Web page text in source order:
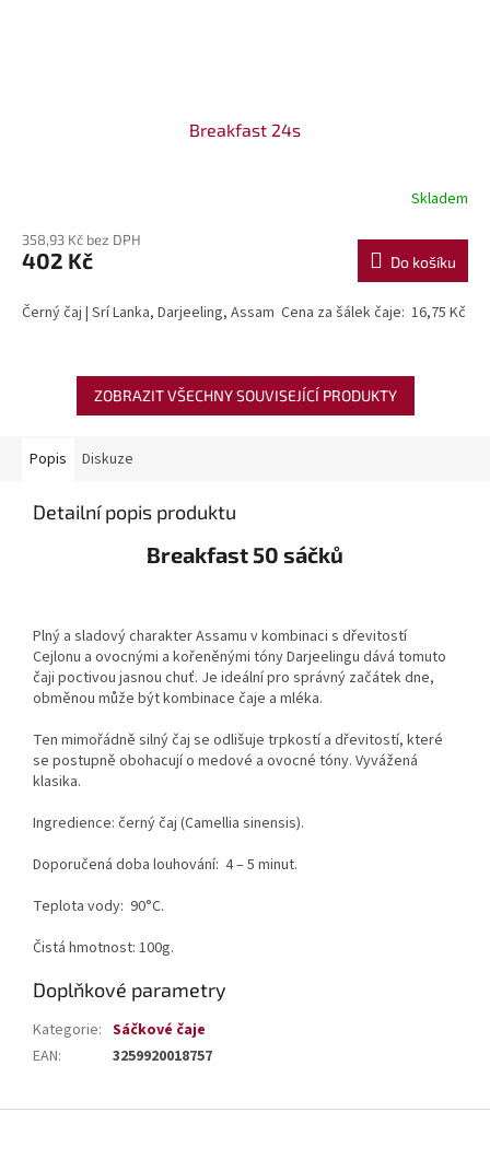
Breakfast 24s
Skladem
358,93 Kč bez DPH
402 Kč Do košíku
Černý čaj | Srí Lanka, Darjeeling, Assam Cena za šálek čaje: 16,75 Kč
ZOBRAZIT VŠECHNY SOUVISEJÍCÍ PRODUKTY
Popis Diskuze
Detailní popis produktu
Breakfast 50 sáčků
Plný a sladový charakter Assamu v kombinaci s dřevitostí
Cejlonu a ovocnými a kořeněnými tóny Darjeelingu dává tomuto
čaji poctivou jasnou chuť. Je ideální pro správný začátek dne,
obměnou může být kombinace čaje a mléka.
Ten mimořádně silný čaj se odlišuje trpkostí a dřevitostí, které
se postupně obohacují o medové a ovocné tóny. Vyvážená
klasika.
Ingredience: černý čaj (Camellia sinensis).
Doporučená doba louhování: 4 – 5 minut.
Teplota vody: 90°C.
Čistá hmotnost: 100g.
Doplňkové parametry
Kategorie: Sáčkové čaje
EAN: 3259920018757